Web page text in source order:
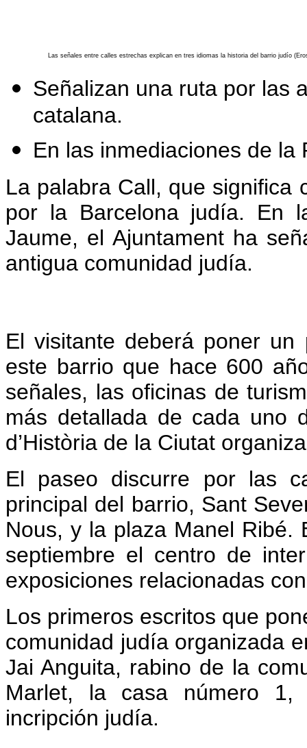
Las señales entre calles estrechas explican en tres idiomas la historia del barrio judío
Señalizan una ruta por las
catalana.
En las inmediaciones de la
La palabra Call, que significa
por la Barcelona judía. En
Jaume, el Ajuntament ha
antigua comunidad judía.
El visitante deberá poner
este barrio que hace 600
señales, las oficinas de
más detallada de cada uno
d’Història de la Ciutat
El paseo discurre por las
principal del barrio, Sant
Nous, y la plaza Manel Ribé.
septiembre el centro de
exposiciones relacionadas
Los primeros escritos que
comunidad judía organizada
Jai Anguita, rabino de la
Marlet, la casa número
incripción judía.